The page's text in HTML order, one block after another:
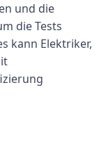
und die
die Tests
kann Elektriker,